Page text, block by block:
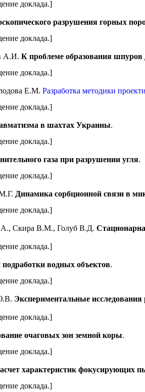
доклада.]
разрушения горных
доклада.]
А.И. К проблеме образования шпуров
доклада.]
Е.М. Разработка методики
доклада.]
в шахтах Украины.
доклада.]
газа при разрушении угля.
доклада.]
Динамика сорбционной связи в
доклада.]
Скира В.М., Голуб В.Д.
доклада.]
водных объектов.
доклада.]
Экспериментальные исследования
доклада.]
очаговых зон земной коры.
доклада.]
характеристик фокусирующих
доклада.]